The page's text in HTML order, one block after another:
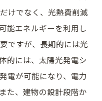
けでなく、光熱費削減
能エネルギーを利用し
ですが、長期的には光
的には、太陽光発電シ
電が可能になり、電力
た、建物の設計段階か